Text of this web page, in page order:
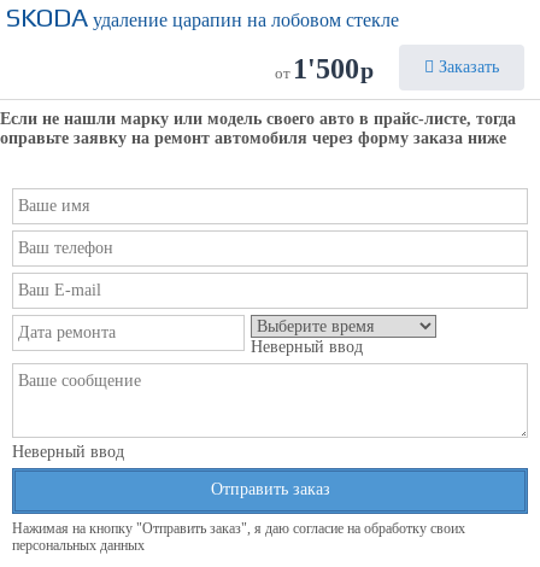
SKODA удаление царапин на лобовом стекле
от 1'500р Заказать
Если не нашли марку или модель своего авто в прайс-листе, тогда
оправьте заявку на ремонт автомобиля через форму заказа ниже
Неверный ввод
Неверный ввод
Отправить заказ
Нажимая на кнопку "Отправить заказ", я даю согласие на обработку своих
персональных данных